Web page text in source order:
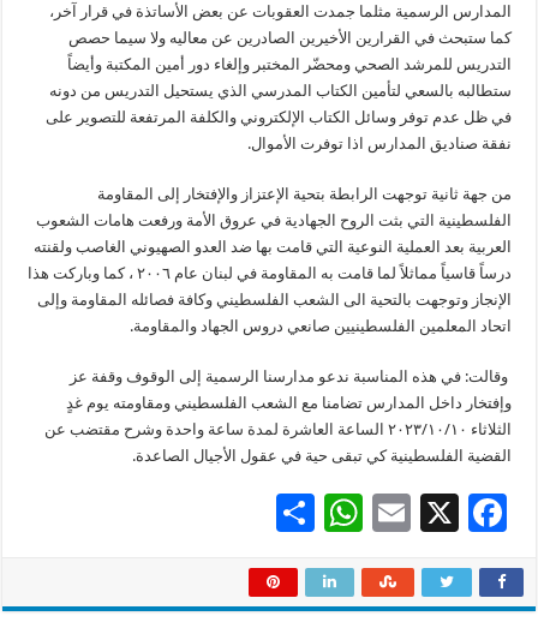
المدارس الرسمية مثلما جمدت العقوبات عن بعض الأساتذة في قرار آخر،
كما ستبحث في القرارين الأخيرين الصادرين عن معاليه ولا سيما حصص
التدريس للمرشد الصحي ومحضّر المختبر وإلغاء دور أمين المكتبة وأيضاً
ستطالبه بالسعي لتأمين الكتاب المدرسي الذي يستحيل التدريس من دونه
في ظل عدم توفر وسائل الكتاب الإلكتروني والكلفة المرتفعة للتصوير على
نفقة صناديق المدارس اذا توفرت الأموال.
من جهة ثانية توجهت الرابطة بتحية الإعتزاز والإفتخار إلى المقاومة
الفلسطينية التي بثت الروح الجهادية في عروق الأمة ورفعت هامات الشعوب
العربية بعد العملية النوعية التي قامت بها ضد العدو الصهيوني الغاصب ولقنته
درساً قاسياً مماثلاً لما قامت به المقاومة في لبنان عام ٢٠٠٦ ، كما وباركت هذا
الإنجاز وتوجهت بالتحية الى الشعب الفلسطيني وكافة فصائله المقاومة وإلى
اتحاد المعلمين الفلسطينيين صانعي دروس الجهاد والمقاومة.
وقالت: في هذه المناسبة ندعو مدارسنا الرسمية إلى الوقوف وقفة عز
وإفتخار داخل المدارس تضامنا مع الشعب الفلسطيني ومقاومته يوم غدٍ
الثلاثاء ٢٠٢٣/١٠/١٠ الساعة العاشرة لمدة ساعة واحدة وشرح مقتضب عن
القضية الفلسطينية كي تبقى حية في عقول الأجيال الصاعدة.
F
e
X
E
ai
W
at
ar